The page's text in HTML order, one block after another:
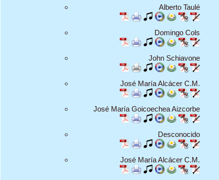
Alberto Taulé
Domingo Cols
John Schiavone
José María Alcácer C.M.
José María Goicoechea Aizcorbe
Desconocido
José María Alcácer C.M.